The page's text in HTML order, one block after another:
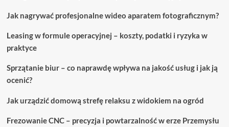
Jak nagrywać profesjonalne wideo aparatem fotograficznym?
Leasing w formule operacyjnej – koszty, podatki i ryzyka w
praktyce
Sprzątanie biur – co naprawdę wpływa na jakość usług i jak ją
ocenić?
Jak urządzić domową strefę relaksu z widokiem na ogród
Frezowanie CNC – precyzja i powtarzalność w erze Przemysłu